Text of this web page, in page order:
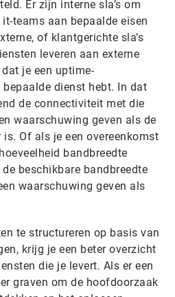
Er zijn interne sla’s om
teams aan bepaalde eisen
of klantgerichte sla’s
leveren aan externe
je een uptime-
dienst hebt. In dat
de connectiviteit met die
waarschuwing geven als de
Of als je een overeenkomst
bandbreedte
beschikbare bandbreedte
waarschuwing geven als
te structureren op basis van
krijg je een beter overzicht
die je levert. Als er een
graven om de hoofdoorzaak